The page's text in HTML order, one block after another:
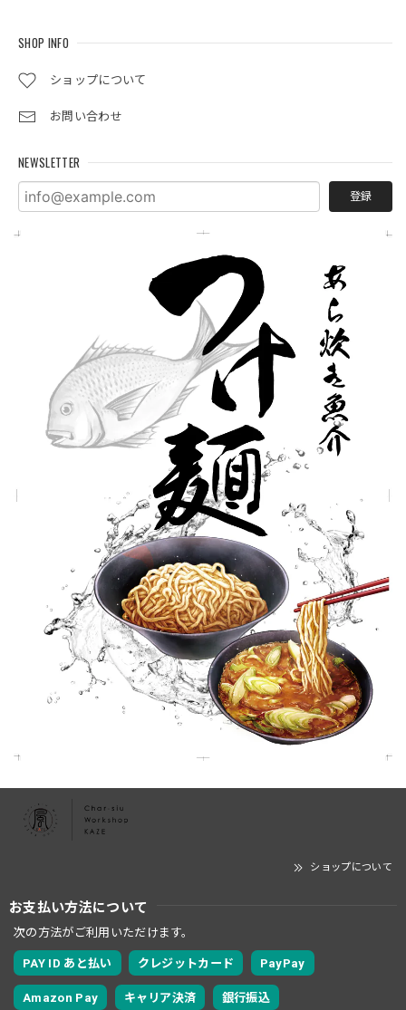
SHOP INFO
ショップについて
お問い合わせ
NEWSLETTER
登録
ショップについて
お支払い方法について
次の方法がご利用いただけます。
PAY ID あと払い クレジットカード PayPay
Amazon Pay キャリア決済 銀行振込